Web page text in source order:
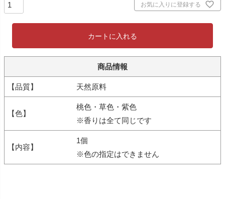
お気に入りに登録する
カートに入れる
商品情報
【品質】 天然原料
【色】
桃色・草色・紫色
※香りは全て同じです
【内容】
1個
※色の指定はできません